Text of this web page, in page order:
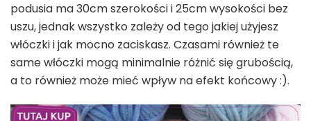
podusia ma 30cm szerokości i 25cm wysokości bez
uszu, jednak wszystko zależy od tego jakiej użyjesz
włóczki i jak mocno zaciskasz. Czasami również te
same włóczki mogą minimalnie różnić się grubością,
a to również może mieć wpływ na efekt końcowy :).